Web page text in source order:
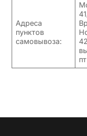
Адреса
пунктов
самовывоза: